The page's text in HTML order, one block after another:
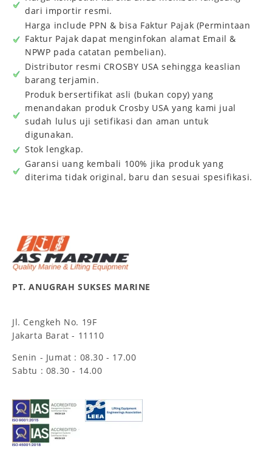
dari importir resmi.
Harga include PPN & bisa Faktur Pajak (Permintaan
Faktur Pajak dapat menginfokan alamat Email &
NPWP pada catatan pembelian).
Distributor resmi CROSBY USA sehingga keaslian
barang terjamin.
Produk bersertifikat asli (bukan copy) yang
menandakan produk Crosby USA yang kami jual
sudah lulus uji setifikasi dan aman untuk
digunakan.
Stok lengkap.
Garansi uang kembali 100% jika produk yang
diterima tidak original, baru dan sesuai spesifikasi.
PT. ANUGRAH SUKSES MARINE
Jl. Cengkeh No. 19F
Jakarta Barat - 11110
Senin - Jumat : 08.30 - 17.00
Sabtu : 08.30 - 14.00